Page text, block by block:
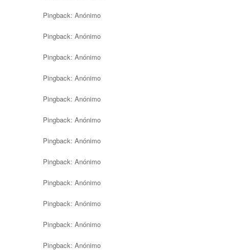
Pingback: Anónimo
Pingback: Anónimo
Pingback: Anónimo
Pingback: Anónimo
Pingback: Anónimo
Pingback: Anónimo
Pingback: Anónimo
Pingback: Anónimo
Pingback: Anónimo
Pingback: Anónimo
Pingback: Anónimo
Pingback: Anónimo